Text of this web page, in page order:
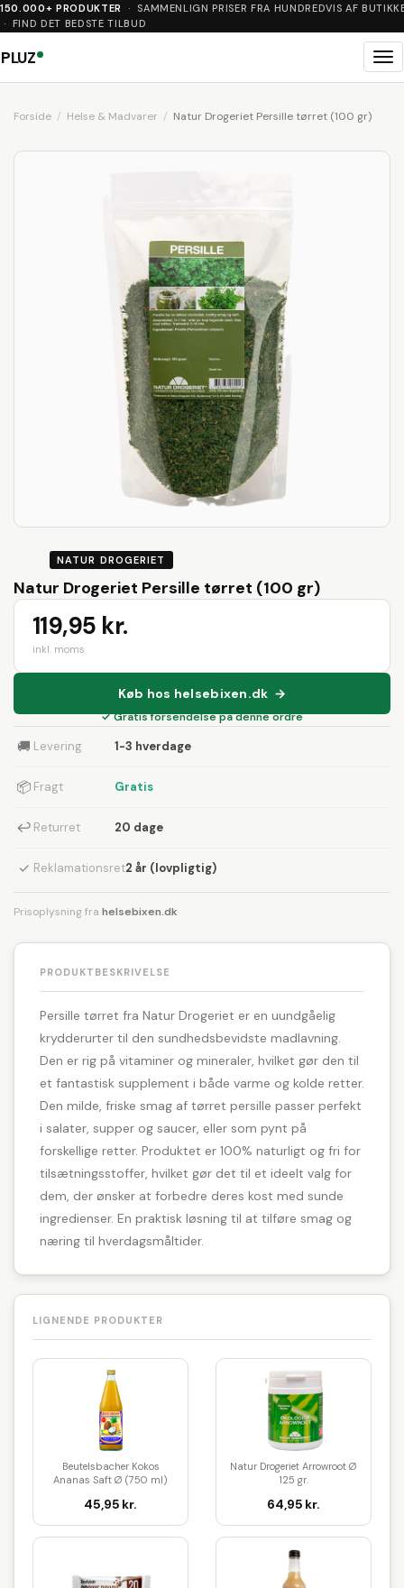
150.000+ PRODUKTER
· SAMMENLIGN PRISER FRA HUNDREDVIS AF
· FIND DET BEDSTE TILBUD
PLUZ
Forside Helse & Madvarer Natur Drogeriet Persille tørret (100 gr)
NATUR DROGERIET
Natur Drogeriet Persille tørret (100 gr)
119,95 kr.
inkl. moms
Køb hos helsebixen.dk →
✓ Gratis forsendelse på denne ordre
🚚 Levering 1-3 hverdage
📦 Fragt Gratis
↩ Returret 20 dage
✓ Reklamationsret2 år (lovpligtig)
Prisoplysning fra helsebixen.dk
PRODUKTBESKRIVELSE
Persille tørret fra Natur Drogeriet er en uundgåelig
krydderurter til den sundhedsbevidste madlavning.
Den er rig på vitaminer og mineraler, hvilket gør den til
et fantastisk supplement i både varme og kolde retter.
Den milde, friske smag af tørret persille passer perfekt
i salater, supper og saucer, eller som pynt på
forskellige retter. Produktet er 100% naturligt og fri for
tilsætningsstoffer, hvilket gør det til et ideelt valg for
dem, der ønsker at forbedre deres kost med sunde
ingredienser. En praktisk løsning til at tilføre smag og
næring til hverdagsmåltider.
LIGNENDE PRODUKTER
Beutelsbacher Kokos
Ananas Saft Ø (750 ml)
45,95 kr.
Natur Drogeriet Arrowroot Ø
125 gr.
64,95 kr.